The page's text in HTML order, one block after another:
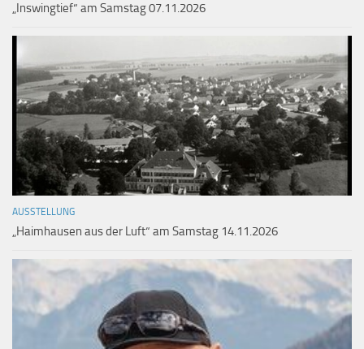
„Inswingtief“ am Samstag 07.11.2026
AUSSTELLUNG
„Haimhausen aus der Luft“ am Samstag 14.11.2026